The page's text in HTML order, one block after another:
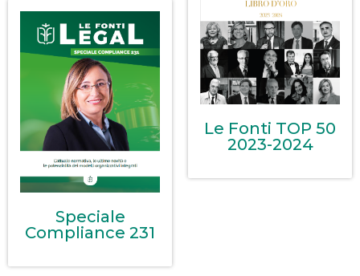
Le Fonti TOP 50
2023-2024
Speciale
Compliance 231